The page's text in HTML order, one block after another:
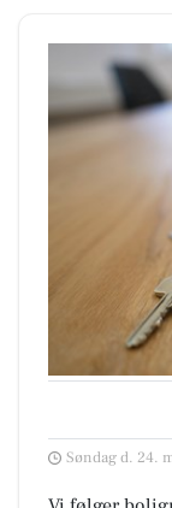
Søndag d. 24.